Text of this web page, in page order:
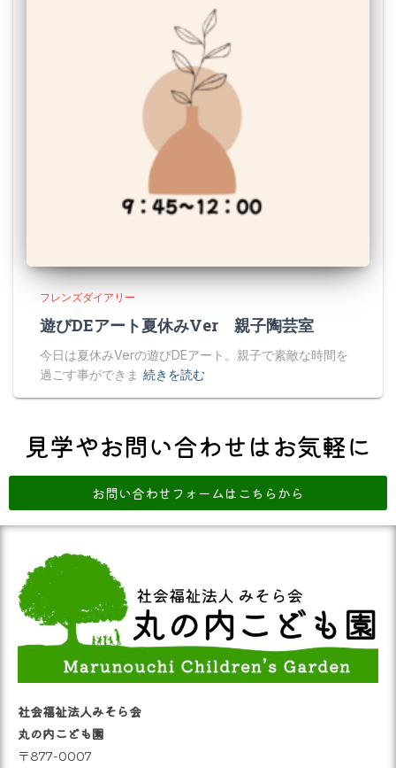
フレンズダイアリー
遊びDEアート夏休みVer 親子陶芸室
今日は夏休みVerの遊びDEアート。親子で素敵な時間を
過ごす事ができま 続きを読む
見学やお問い合わせはお気軽に
お問い合わせフォームはこちらから
社会福祉法人みそら会
丸の内こども園
〒877-0007